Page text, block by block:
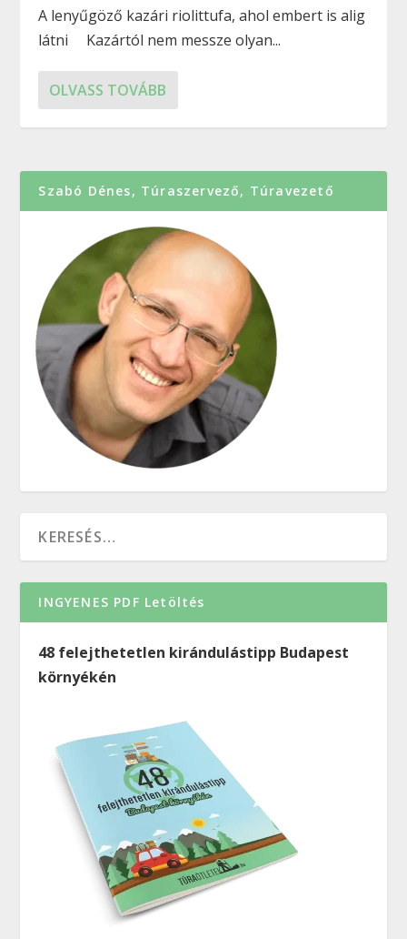
A lenyűgöző kazári riolittufa, ahol embert is alig
látni Kazártól nem messze olyan...
OLVASS TOVÁBB
Szabó Dénes, Túraszervező, Túravezető
INGYENES PDF Letöltés
48 felejthetetlen kirándulástipp Budapest
környékén